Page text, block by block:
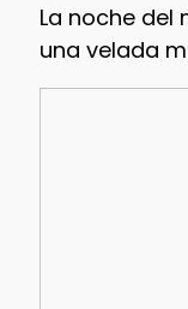
La noche del
una velada